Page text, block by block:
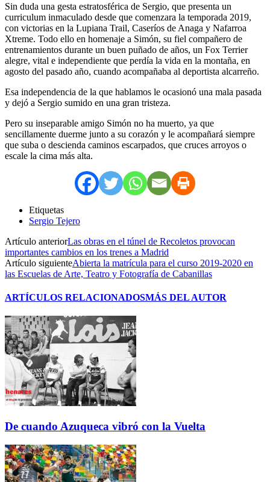
Sin duda una gesta estratosférica de Sergio, que presenta un
curriculum inmaculado desde que comenzara la temporada 2019,
con victorias en la Lupiana Trail, Caseríos de Anaga y Nafarroa
Xtreme. Todo ello en homenaje a Simón, su fiel compañero de
entrenamientos durante un buen puñado de años, un Fox Terrier
alegre, vital e independiente que perdía la vida en la montaña, en
agosto del pasado año, cuando acompañaba al deportista alcarreño.
Esa independencia de la que hablamos le ocasionó una mala pasada
y dejó a Sergio sumido en una gran tristeza.
Pero su inseparable amigo Simón no ha muerto, ya que
sencillamente duerme junto a su corazón y le acompañará siempre
que suba o descienda caminos escarpados, que cruces arroyos o
escale la cima más alta.
Etiquetas
Sergio Tejero
Artículo anteriorLas obras en el túnel de Recoletos provocan
importantes cambios en los trenes a Madrid
Artículo siguienteAbierta la matrícula para el curso 2019-2020 en
las Escuelas de Arte, Teatro y Fotografía de Cabanillas
ARTÍCULOS RELACIONADOSMÁS DEL AUTOR
De cuando Azuqueca vibró con la Vuelta